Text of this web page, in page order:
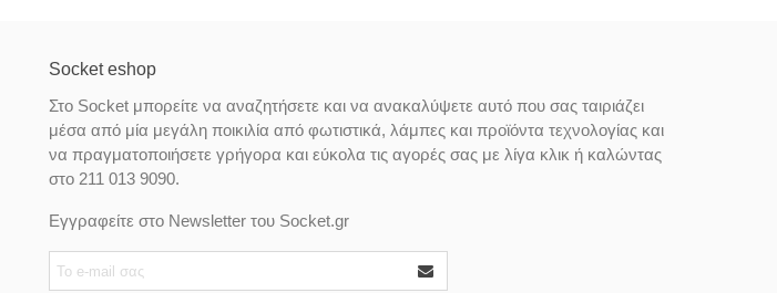
Socket eshop
Στο Socket μπορείτε να αναζητήσετε και να ανακαλύψετε αυτό που σας ταιριάζει
μέσα από μία μεγάλη ποικιλία από φωτιστικά, λάμπες και προϊόντα τεχνολογίας και
να πραγματοποιήσετε γρήγορα και εύκολα τις αγορές σας με λίγα κλικ ή καλώντας
στο 211 013 9090.
Εγγραφείτε στο Newsletter του Socket.gr